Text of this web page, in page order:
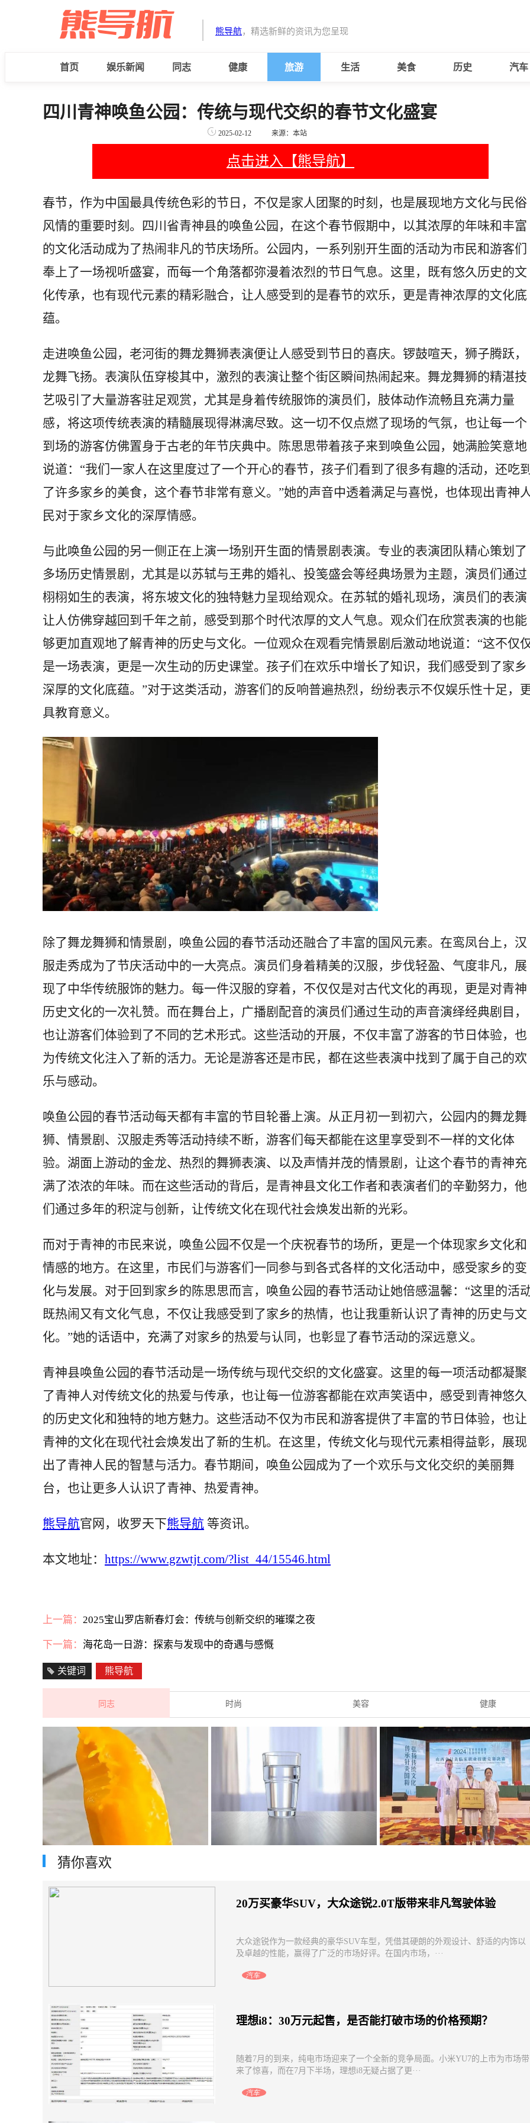
熊导航，精选新鲜的资讯为您呈现
首页 娱乐新闻 同志 健康 旅游 生活 美食 历史 汽车
四川青神唤鱼公园：传统与现代交织的春节文化盛宴
2025-02-12 来源：本站
点击进入【熊导航】
春节，作为中国最具传统色彩的节日，不仅是家人团聚的时刻，也是展现地方文化与民俗
风情的重要时刻。四川省青神县的唤鱼公园，在这个春节假期中，以其浓厚的年味和丰富
的文化活动成为了热闹非凡的节庆场所。公园内，一系列别开生面的活动为市民和游客们
奉上了一场视听盛宴，而每一个角落都弥漫着浓烈的节日气息。这里，既有悠久历史的文
化传承，也有现代元素的精彩融合，让人感受到的是春节的欢乐，更是青神浓厚的文化底
蕴。
走进唤鱼公园，老河街的舞龙舞狮表演便让人感受到节日的喜庆。锣鼓喧天，狮子腾跃，
龙舞飞扬。表演队伍穿梭其中，激烈的表演让整个街区瞬间热闹起来。舞龙舞狮的精湛技
艺吸引了大量游客驻足观赏，尤其是身着传统服饰的演员们，肢体动作流畅且充满力量
感，将这项传统表演的精髓展现得淋漓尽致。这一切不仅点燃了现场的气氛，也让每一个
到场的游客仿佛置身于古老的年节庆典中。陈思思带着孩子来到唤鱼公园，她满脸笑意地
说道：“我们一家人在这里度过了一个开心的春节，孩子们看到了很多有趣的活动，还吃
了许多家乡的美食，这个春节非常有意义。”她的声音中透着满足与喜悦，也体现出青神
民对于家乡文化的深厚情感。
与此唤鱼公园的另一侧正在上演一场别开生面的情景剧表演。专业的表演团队精心策划了
多场历史情景剧，尤其是以苏轼与王弗的婚礼、投笺盛会等经典场景为主题，演员们通过
栩栩如生的表演，将东坡文化的独特魅力呈现给观众。在苏轼的婚礼现场，演员们的表演
让人仿佛穿越回到千年之前，感受到那个时代浓厚的文人气息。观众们在欣赏表演的也能
够更加直观地了解青神的历史与文化。一位观众在观看完情景剧后激动地说道：“这不仅
是一场表演，更是一次生动的历史课堂。孩子们在欢乐中增长了知识，我们感受到了家乡
深厚的文化底蕴。”对于这类活动，游客们的反响普遍热烈，纷纷表示不仅娱乐性十足，
具教育意义。
除了舞龙舞狮和情景剧，唤鱼公园的春节活动还融合了丰富的国风元素。在鸾凤台上，汉
服走秀成为了节庆活动中的一大亮点。演员们身着精美的汉服，步伐轻盈、气度非凡，展
现了中华传统服饰的魅力。每一件汉服的穿着，不仅仅是对古代文化的再现，更是对青神
历史文化的一次礼赞。而在舞台上，广播剧配音的演员们通过生动的声音演绎经典剧目，
也让游客们体验到了不同的艺术形式。这些活动的开展，不仅丰富了游客的节日体验，也
为传统文化注入了新的活力。无论是游客还是市民，都在这些表演中找到了属于自己的欢
乐与感动。
唤鱼公园的春节活动每天都有丰富的节目轮番上演。从正月初一到初六，公园内的舞龙舞
狮、情景剧、汉服走秀等活动持续不断，游客们每天都能在这里享受到不一样的文化体
验。湖面上游动的金龙、热烈的舞狮表演、以及声情并茂的情景剧，让这个春节的青神充
满了浓浓的年味。而在这些活动的背后，是青神县文化工作者和表演者们的辛勤努力，他
们通过多年的积淀与创新，让传统文化在现代社会焕发出新的光彩。
而对于青神的市民来说，唤鱼公园不仅是一个庆祝春节的场所，更是一个体现家乡文化和
情感的地方。在这里，市民们与游客们一同参与到各式各样的文化活动中，感受家乡的变
化与发展。对于回到家乡的陈思思而言，唤鱼公园的春节活动让她倍感温馨：“这里的活
既热闹又有文化气息，不仅让我感受到了家乡的热情，也让我重新认识了青神的历史与文
化。”她的话语中，充满了对家乡的热爱与认同，也彰显了春节活动的深远意义。
青神县唤鱼公园的春节活动是一场传统与现代交织的文化盛宴。这里的每一项活动都凝聚
了青神人对传统文化的热爱与传承，也让每一位游客都能在欢声笑语中，感受到青神悠久
的历史文化和独特的地方魅力。这些活动不仅为市民和游客提供了丰富的节日体验，也让
青神的文化在现代社会焕发出了新的生机。在这里，传统文化与现代元素相得益彰，展现
出了青神人民的智慧与活力。春节期间，唤鱼公园成为了一个欢乐与文化交织的美丽舞
台，也让更多人认识了青神、热爱青神。
熊导航官网，收罗天下熊导航 等资讯。
本文地址： https://www.gzwtjt.com/?list_44/15546.html
上一篇： 2025宝山罗店新春灯会：传统与创新交织的璀璨之夜
下一篇： 海花岛一日游：探索与发现中的奇遇与感慨
关键词 熊导航
同志 时尚 美容 健康
秋冬养生必知：这些水果你该少吃，那
药服务迈上新台阶
猜你喜欢
20万买豪华SUV，大众途锐2.0T版带来非凡驾驶体验
大众途锐作为一款经典的豪华SUV车型，凭借其硬朗的外观设计、舒适的内饰以
及卓越的性能，赢得了广泛的市场好评。在国内市场，···
汽车
理想i8：30万元起售，是否能打破市场的价格预期？
随着7月的到来，纯电市场迎来了一个全新的竞争局面。小米YU7的上市为市场带
来了惊喜，而在7月下半场，理想i8无疑占据了更···
汽车